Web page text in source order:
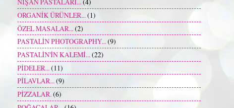
ORGANİK ÜRÜNLER...(1)
ÖZEL MASALAR... (2)
PASTALİN PHOTOGRAPHY...(9)
PASTALİN'İN KALEMİ...(22)
PİDELER...(11)
PİLAVLAR...(9)
PİZZALAR.(6)